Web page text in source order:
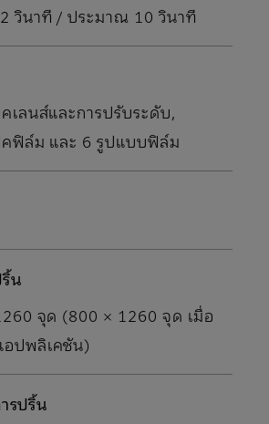
วินาที / ประมาณ 10 วินาที
เลนส์และการปรับระดับ,
คฟิล์ม และ 6 รูปแบบฟิล์ม
น
จุด (800 × 1260 จุด เมื่อ
ปพลิเคชัน)
รปริ้น